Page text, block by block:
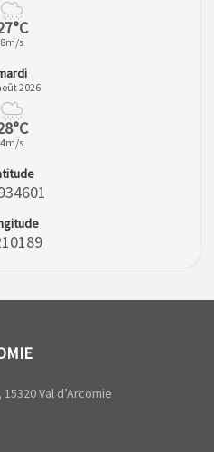
8m/s
2026
4m/s
Val d’Arcomie